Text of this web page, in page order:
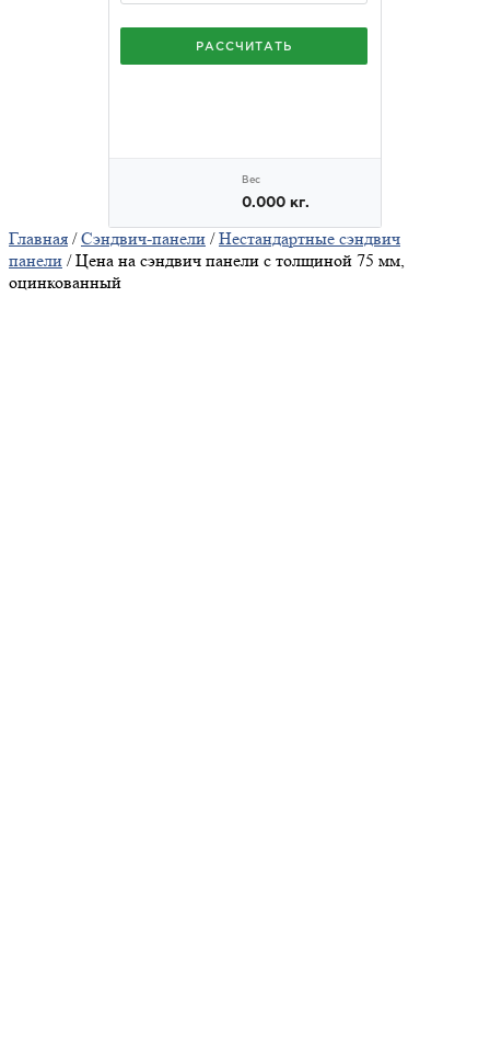
Главная /Сэндвич-панели /Нестандартные сэндвич
панели / Цена на сэндвич панели с толщиной 75 мм,
оцинкованный